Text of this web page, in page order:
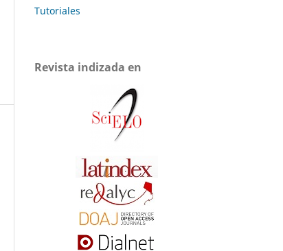
Tutoriales
Revista indizada en